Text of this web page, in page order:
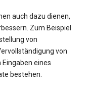
auch dazu dienen,
Zum Beispiel
von
von
eines
bestehen.